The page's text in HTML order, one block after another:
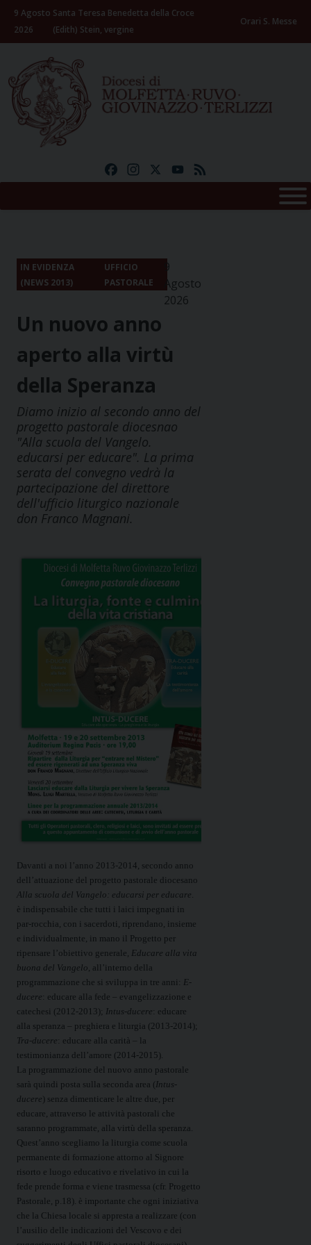
Skip
content
9 Agosto
2026
Santa Teresa Benedetta della Croce
(Edith) Stein, vergine
Orari S. Messe
FacebookInstagramYouTube
IN EVIDENZA
(NEWS 2013)
UFFICIO
PASTORALE
9
Agosto
2026
Un nuovo anno
aperto alla virtù
della Speranza
Diamo inizio al secondo anno del
progetto pastorale diocesnao
"Alla scuola del Vangelo.
educarsi per educare". La prima
serata del convegno vedrà la
partecipazione del direttore
dell'ufficio liturgico nazionale
don Franco Magnani.
Davanti a noi l’anno 2013-2014, secondo anno
dell’attuazione del progetto pastorale diocesano
Alla scuola del Vangelo: educarsi per educare.
è indispensabile che tutti i laici impegnati in
par-rocchia, con i sacerdoti, riprendano, insieme
e individualmente, in mano il Progetto per
ripensare l’obiettivo generale, Educare alla vita
buona del Vangelo, all’interno della
programmazione che si sviluppa in tre anni: E-
ducere: educare alla fede – evangelizzazione e
catechesi (2012-2013); Intus-ducere: educare
alla speranza – preghiera e liturgia (2013-2014);
Tra-ducere: educare alla carità – la
testimonianza dell’amore (2014-2015).
La programmazione del nuovo anno pastorale
sarà quindi posta sulla seconda area (Intus-
ducere ) senza dimenticare le altre due, per
educare, attraverso le attività pastorali che
saranno programmate, alla virtù della speranza.
Quest’anno scegliamo la liturgia come scuola
permanente di formazione attorno al Signore
risorto e luogo educativo e rivelativo in cui la
fede prende forma e viene trasmessa (cfr. Progetto
Pastorale, p.18). è importante che ogni iniziativa
che la Chiesa locale si appresta a realizzare (con
l’ausilio delle indicazioni del Vescovo e dei